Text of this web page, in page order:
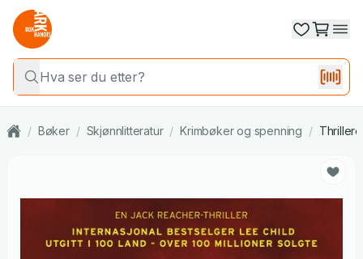
/ Bøker / Skjønnlitteratur / Krimbøker og spenning / Thrillere